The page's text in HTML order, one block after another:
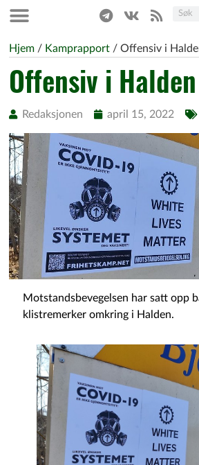
Hjem / Kamprapport / Offensiv i
Offensiv i Halden
Redaksjonen april 15, 2022
Motstandsbevegelsen har satt opp
klistremerker omkring i Halden.